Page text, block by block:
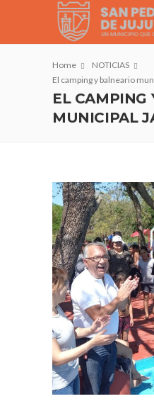
Home
NOTICIAS
El camping y balneario
EL CAMPING
MUNICIPAL